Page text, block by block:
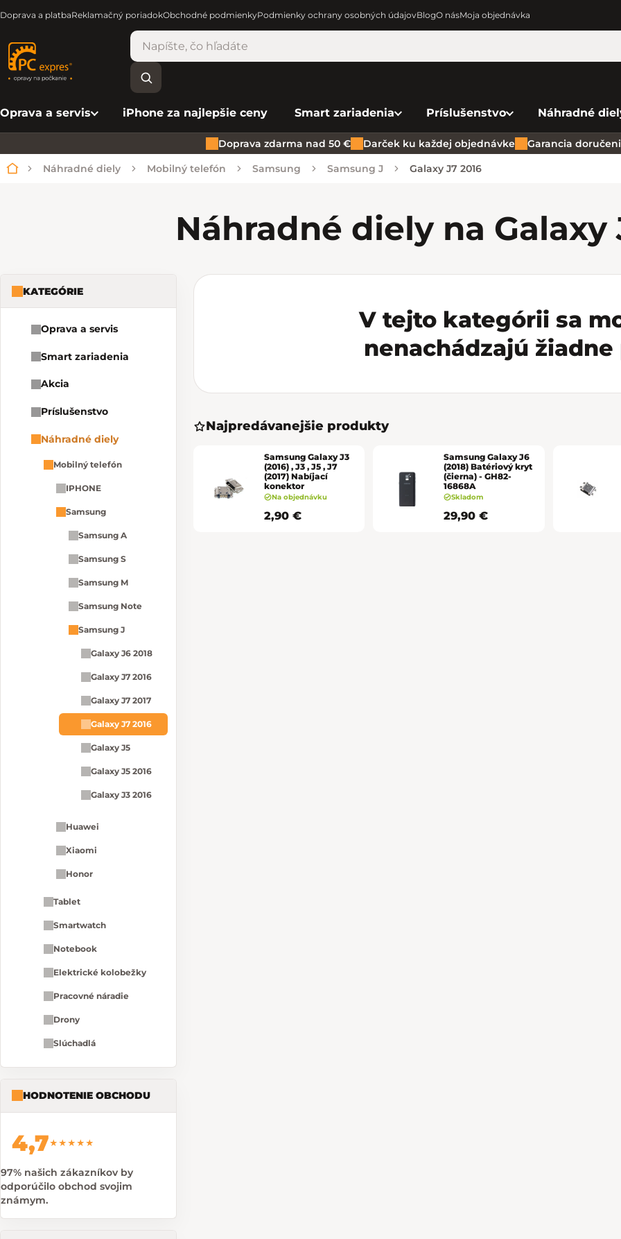
Doprava a platbaReklamačný poriadokObchodné podmienkyPodmienky ochrany osobných údajovBlogO násMoja objednávka
Oprava a servis iPhone za najlepšie ceny Smart zariadenia Príslušenstvo Náhradné
Doprava zdarma nad 50 € Darček ku každej objednávke Garancia
Domov
Náhradné diely Mobilný telefón Samsung Samsung J Galaxy J7 2016
Náhradné diely na Galaxy
Bočný panel
KATEGÓRIE
Oprava a servis
Smart zariadenia
Akcia
Príslušenstvo
Náhradné diely
Mobilný telefón
IPHONE
Samsung
Samsung A
Samsung S
Samsung M
Samsung Note
Samsung J
Galaxy J6 2018
Galaxy J7 2016
Galaxy J7 2017
Galaxy J7 2016
Galaxy J5
Galaxy J5 2016
Galaxy J3 2016
Huawei
Xiaomi
Honor
Tablet
Smartwatch
Notebook
Elektrické kolobežky
Pracovné náradie
Drony
Slúchadlá
HODNOTENIE OBCHODU
4,7★★★★★
97% našich zákazníkov by
odporúčilo obchod svojim
známym.
V tejto kategórii sa
nenachádzajú
Najpredávanejšie produkty
Samsung Galaxy J3
(2016) , J3 , J5 , J7
(2017) Nabíjací
konektor
Na objednávku
2,90 €
Samsung Galaxy J6
(2018) Batériový kryt
(čierna) - GH82-
16868A
Skladom
29,90 €